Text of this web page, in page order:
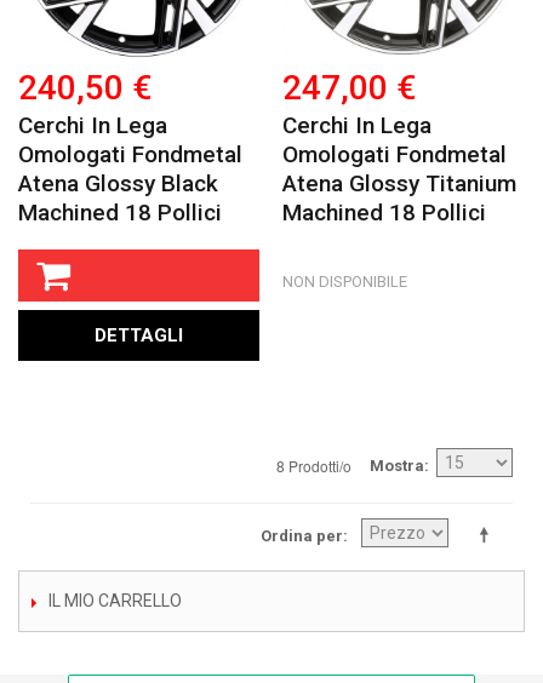
240,50 €
Cerchi In Lega
Omologati Fondmetal
Atena Glossy Black
Machined 18 Pollici
DETTAGLI
247,00 €
Cerchi In Lega
Omologati Fondmetal
Atena Glossy Titanium
Machined 18 Pollici
NON DISPONIBILE
8 Prodotti/o Mostra
Ordina per
IL MIO CARRELLO